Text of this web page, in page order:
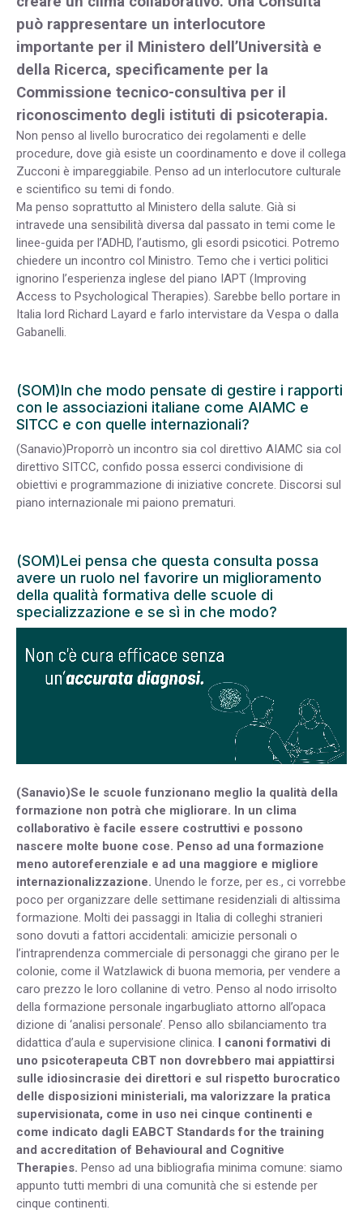
può rappresentare un interlocutore
importante per il Ministero dell’Università e
della Ricerca, specificamente per la
Commissione tecnico-consultiva per il
riconoscimento degli istituti di psicoterapia.
Non penso al livello burocratico dei regolamenti e delle
procedure, dove già esiste un coordinamento e dove il collega
Zucconi è impareggiabile. Penso ad un interlocutore culturale
e scientifico su temi di fondo.
Ma penso soprattutto al Ministero della salute. Già si
intravede una sensibilità diversa dal passato in temi come le
linee-guida per l’ADHD, l’autismo, gli esordi psicotici. Potremo
chiedere un incontro col Ministro. Temo che i vertici politici
ignorino l’esperienza inglese del piano IAPT (Improving
Access to Psychological Therapies). Sarebbe bello portare in
Italia lord Richard Layard e farlo intervistare da Vespa o dalla
Gabanelli.
(SOM)In che modo pensate di gestire i rapporti
con le associazioni italiane come AIAMC e
SITCC e con quelle internazionali?
(Sanavio)Proporrò un incontro sia col direttivo AIAMC sia col
direttivo SITCC, confido possa esserci condivisione di
obiettivi e programmazione di iniziative concrete. Discorsi sul
piano internazionale mi paiono prematuri.
(SOM)Lei pensa che questa consulta possa
avere un ruolo nel favorire un miglioramento
della qualità formativa delle scuole di
specializzazione e se sì in che modo?
(Sanavio)Se le scuole funzionano meglio la qualità della
formazione non potrà che migliorare. In un clima
collaborativo è facile essere costruttivi e possono
nascere molte buone cose. Penso ad una formazione
meno autoreferenziale e ad una maggiore e migliore
internazionalizzazione. Unendo le forze, per es., ci vorrebbe
poco per organizzare delle settimane residenziali di altissima
formazione. Molti dei passaggi in Italia di colleghi stranieri
sono dovuti a fattori accidentali: amicizie personali o
l’intraprendenza commerciale di personaggi che girano per le
colonie, come il Watzlawick di buona memoria, per vendere a
caro prezzo le loro collanine di vetro. Penso al nodo irrisolto
della formazione personale ingarbugliato attorno all’opaca
dizione di ‘analisi personale’. Penso allo sbilanciamento tra
didattica d’aula e supervisione clinica.
I canoni formativi di
uno psicoterapeuta CBT non dovrebbero mai appiattirsi
sulle idiosincrasie dei direttori e sul rispetto burocratico
delle disposizioni ministeriali, ma valorizzare la pratica
supervisionata, come in uso nei cinque continenti e
come indicato dagli EABCT Standards for the training
and accreditation of Behavioural and Cognitive
Therapies. Penso ad una bibliografia minima comune: siamo
appunto tutti membri di una comunità che si estende per
cinque continenti.